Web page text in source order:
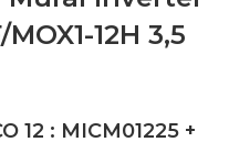
12H 3,5
12 : MICM01225 +